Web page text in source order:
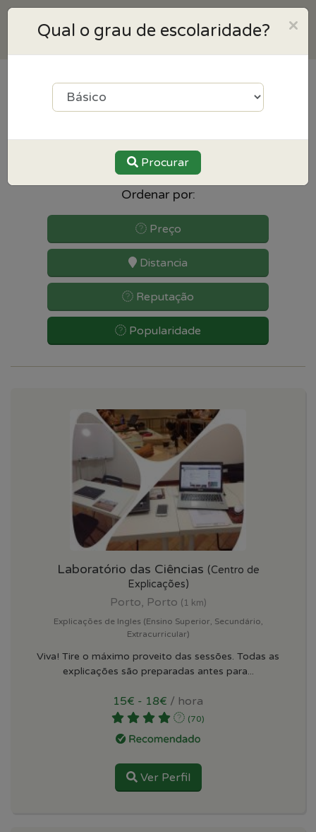
resultados para Inglês
Ordenar por:
Preço
Distancia
Reputação
Popularidade
Laboratório das Ciências (Centro de
Explicações)
Porto, Porto (1 km)
Explicações de Ingles (Ensino Superior, Secundário,
Extracurricular)
Viva! Tire o máximo proveito das sessões. Todas as
explicações são preparadas antes para...
15€ - 18€ / hora
(70)
Ver Perfil
×
Qual o grau de escolaridade?
Procurar